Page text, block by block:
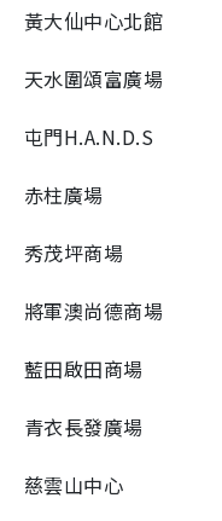
黃大仙中心北館
天水圍頌富廣場
屯門H.A.N.D.S
赤柱廣場
秀茂坪商場
將軍澳尚德商場
藍田啟田商場
青衣長發廣場
慈雲山中心